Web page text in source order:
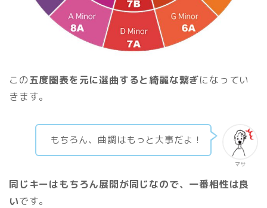
この五度圏表を元に選曲すると綺麗な繋ぎになってい
きます。
マサ
もちろん、曲調はもっと大事だよ！
同じキーはもちろん展開が同じなので、一番相性は良
いです。